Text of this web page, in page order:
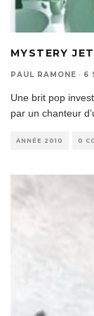
MYSTERY
PAUL RAMONE · 6
Une brit pop
par un chanteur
ANNÉE 2010 0